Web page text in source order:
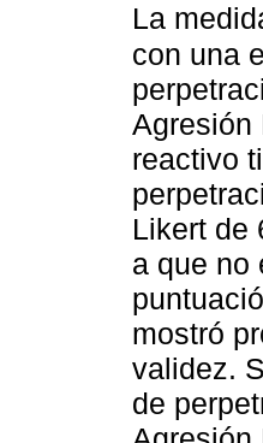
La
con una
Agresión
reactivo
Likert de
a que no
mostró
validez.
de